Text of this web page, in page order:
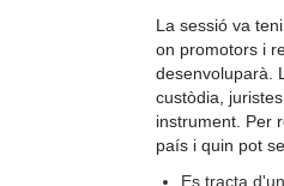
La sessió va
on promotors i
desenvoluparà.
custòdia,
instrument. Per
país i quin pot
Es tracta